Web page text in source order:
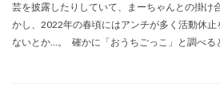
芸を披露したりしていて、まーちゃんとの掛け
かし、2022年の春頃にはアンチが多く活動休
ないとか…。 確かに「おうちごっこ」と調べ